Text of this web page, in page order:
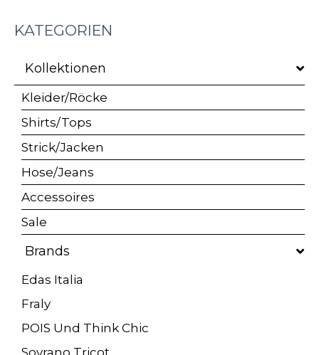
KATEGORIEN
Kollektionen
Kleider/Röcke
Shirts/Tops
Strick/Jacken
Hose/Jeans
Accessoires
Sale
Brands
Edas Italia
Fraly
POIS Und Think Chic
Sovrano Tricot